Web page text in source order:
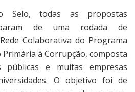
Selo, todas as propostas
de uma rodada de
Colaborativa do Programa
Primária à Corrupção, composta
públicas e muitas empresas
O objetivo foi de